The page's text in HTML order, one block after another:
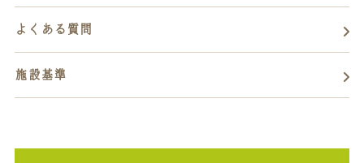
よくある質問
施設基準